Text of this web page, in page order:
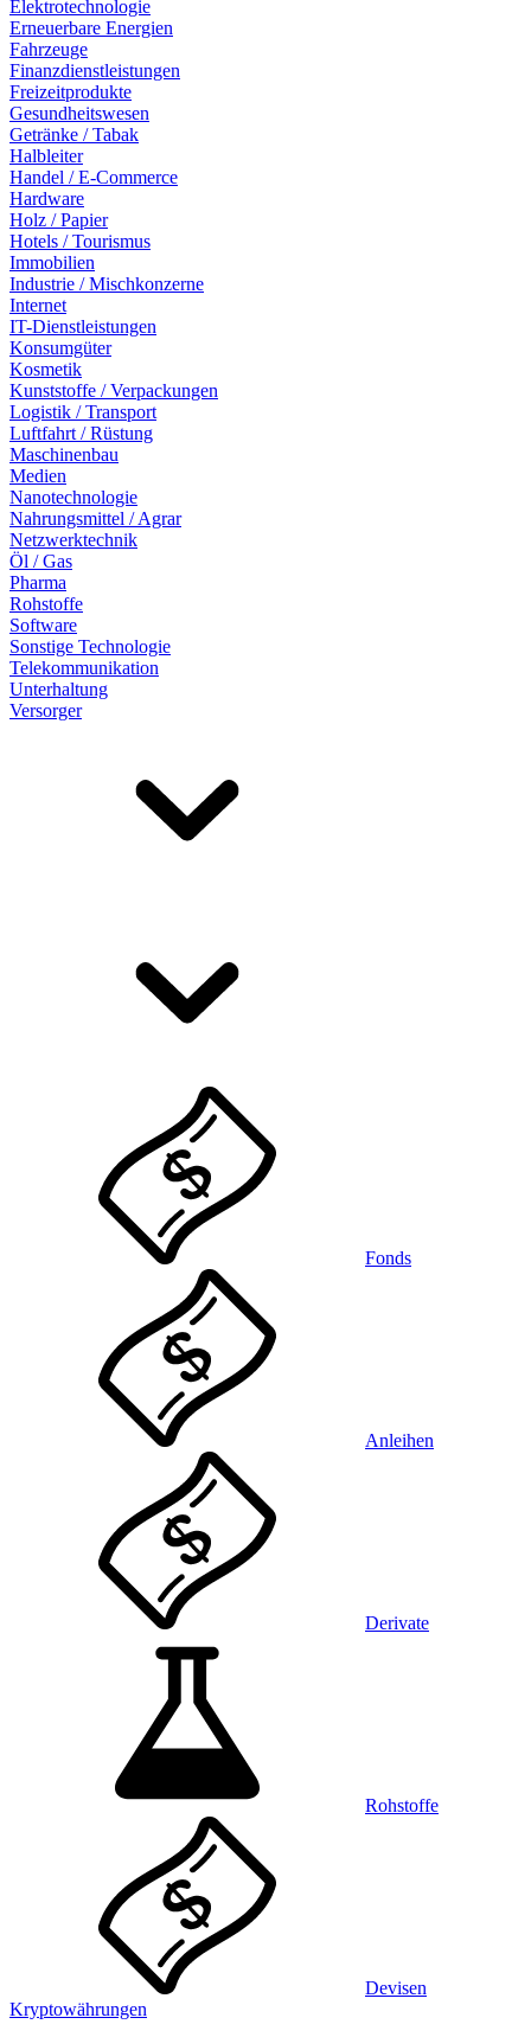
Elektrotechnologie
Erneuerbare Energien
Fahrzeuge
Finanzdienstleistungen
Freizeitprodukte
Gesundheitswesen
Getränke / Tabak
Halbleiter
Handel / E-Commerce
Hardware
Holz / Papier
Hotels / Tourismus
Immobilien
Industrie / Mischkonzerne
Internet
IT-Dienstleistungen
Konsumgüter
Kosmetik
Kunststoffe / Verpackungen
Logistik / Transport
Luftfahrt / Rüstung
Maschinenbau
Medien
Nanotechnologie
Nahrungsmittel / Agrar
Netzwerktechnik
Öl / Gas
Pharma
Rohstoffe
Software
Sonstige Technologie
Telekommunikation
Unterhaltung
Versorger
Fonds
Anleihen
Derivate
Rohstoffe
Devisen
Kryptowährungen